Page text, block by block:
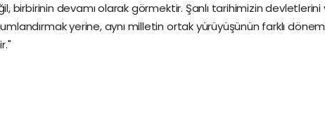
birbirinin devamı olarak görmektir. Şanlı tarihimizin devletlerini
yerine, aynı milletin ortak yürüyüşünün farklı